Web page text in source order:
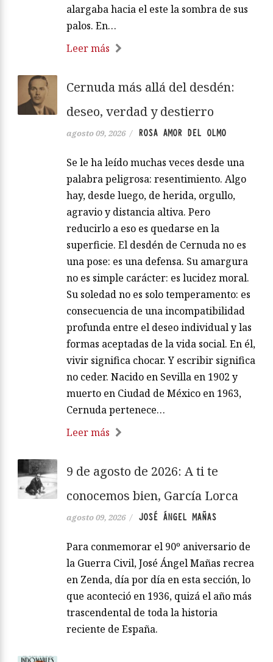
alargaba hacia el este la sombra de sus
palos. En…
Leer más
Cernuda más allá del desdén:
deseo, verdad y destierro
agosto 09, 2026 / ROSA AMOR DEL OLMO
Se le ha leído muchas veces desde una
palabra peligrosa: resentimiento. Algo
hay, desde luego, de herida, orgullo,
agravio y distancia altiva. Pero
reducirlo a eso es quedarse en la
superficie. El desdén de Cernuda no es
una pose: es una defensa. Su amargura
no es simple carácter: es lucidez moral.
Su soledad no es solo temperamento: es
consecuencia de una incompatibilidad
profunda entre el deseo individual y las
formas aceptadas de la vida social. En él,
vivir significa chocar. Y escribir significa
no ceder. Nacido en Sevilla en 1902 y
muerto en Ciudad de México en 1963,
Cernuda pertenece…
Leer más
9 de agosto de 2026: A ti te
conocemos bien, García Lorca
agosto 09, 2026 / JOSÉ ÁNGEL MAÑAS
Para conmemorar el 90º aniversario de
la Guerra Civil, José Ángel Mañas recrea
en Zenda, día por día en esta sección, lo
que aconteció en 1936, quizá el año más
trascendental de toda la historia
reciente de España.